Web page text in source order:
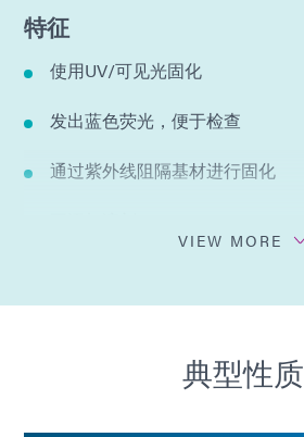
特征
使用UV/可见光固化
发出蓝色荧光，便于检查
通过紫外线阻隔基材进行固化
VIEW MORE
典型性质